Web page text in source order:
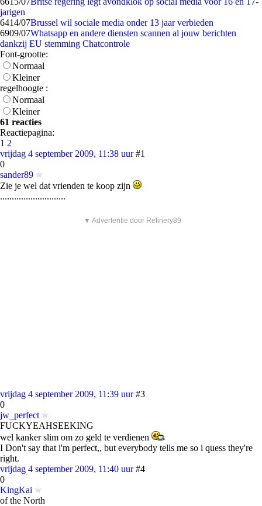
jarigen
6414/07Brussel wil sociale media onder 13 jaar verbieden
6909/07Whatsapp en andere diensten scannen al jouw berichten
dankzij EU stemming Chatcontrole
Font-grootte:
Normaal
Kleiner
regelhoogte :
Normaal
Kleiner
61 reacties
Reactiepagina:
1 2
vrijdag 4 september 2009, 11:38 uur #1
0
sander89
Zie je wel dat vrienden te koop zijn
............................
▼ Advertentie door Refinery89
vrijdag 4 september 2009, 11:39 uur #3
0
jw_perfect
FUCKYEAHSEEKING
wel kanker slim om zo geld te verdienen
I Don't say that i'm perfect,, but everybody tells me so i quess they're
right.
vrijdag 4 september 2009, 11:40 uur #4
0
KingKai
of the North